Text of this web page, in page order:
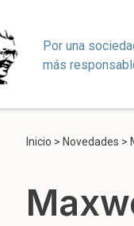
Por una
más
Inicio > Novedades >